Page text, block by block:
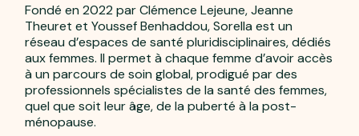
Fondé en 2022 par Clémence Lejeune, Jeanne
Theuret et Youssef Benhaddou, Sorella est un
réseau d’espaces de santé pluridisciplinaires, dédiés
aux femmes. Il permet à chaque femme d’avoir accès
à un parcours de soin global, prodigué par des
professionnels spécialistes de la santé des femmes,
quel que soit leur âge, de la puberté à la post-
ménopause.